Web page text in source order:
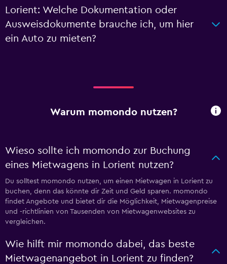
Lorient: Welche Dokumentation oder
Ausweisdokumente brauche ich, um hier
ein Auto zu mieten?
Warum momondo nutzen?
Wieso sollte ich momondo zur Buchung
eines Mietwagens in Lorient nutzen?
Du solltest momondo nutzen, um einen Mietwagen in Lorient zu
buchen, denn das könnte dir Zeit und Geld sparen. momondo
findet Angebote und bietet dir die Möglichkeit, Mietwagenpreise
und -richtlinien von Tausenden von Mietwagenwebsites zu
vergleichen.
Wie hilft mir momondo dabei, das beste
Mietwagenangebot in Lorient zu finden?